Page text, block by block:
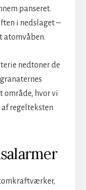
panseret.
i nedslaget –
atomvåben.
nedtoner de
område, hvor vi
regelteksten